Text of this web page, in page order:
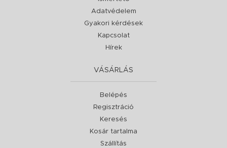
Adatvédelem
Gyakori kérdések
Kapcsolat
Hírek
VÁSÁRLÁS
Belépés
Regisztráció
Keresés
Kosár tartalma
Szállítás